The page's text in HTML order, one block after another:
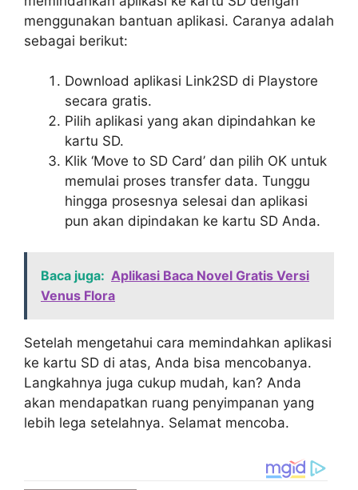
menggunakan bantuan aplikasi. Caranya adalah
sebagai berikut:
Download aplikasi Link2SD di Playstore
secara gratis.
Pilih aplikasi yang akan dipindahkan ke
kartu SD.
Klik ‘Move to SD Card’ dan pilih OK untuk
memulai proses transfer data. Tunggu
hingga prosesnya selesai dan aplikasi
pun akan dipindakan ke kartu SD Anda.
Baca juga: Aplikasi Baca Novel Gratis Versi
Venus Flora
Setelah mengetahui cara memindahkan aplikasi
ke kartu SD di atas, Anda bisa mencobanya.
Langkahnya juga cukup mudah, kan? Anda
akan mendapatkan ruang penyimpanan yang
lebih lega setelahnya. Selamat mencoba.